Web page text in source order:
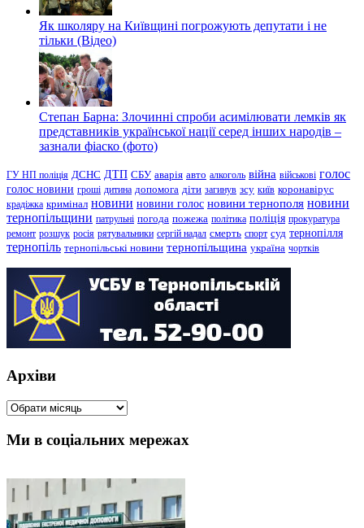
Як школяру на Київщині погрожують депутати і не
тільки (Відео)
Степан Барна: Злочинні спроби асимілювати лемків як
представників української нації серед інших народів –
зазнали фіаско (фото)
ГУ НП поліція ДСНС ДТП СБУ аварія авто алкоголь війна військові голос
голос новини гроші дитина допомога діти загинув зсу київ коронавірус
крадіжка кримінал новини новини голос новини тернополя новини
тернопільщини патрульні погода пожежа політика поліція прокуратура
ремонт розшук росія рятувальники сергій надал смерть спорт суд тернопілля
тернопіль тернопільські новини тернопільщина україна чортків
Архіви
Архіви
Ми в соціальних мережах